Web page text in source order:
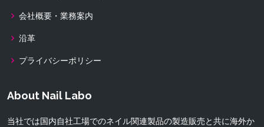
会社概要・業務案内
沿革
プライバシーポリシー
About Nail Labo
当社では国内自社工場でのネイル関連製品の製造販売と共に海外か